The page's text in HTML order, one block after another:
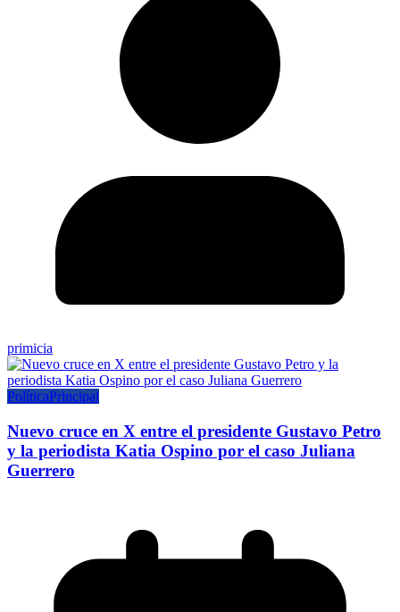
primicia
PolíticaPrincipal
Nuevo cruce en X entre el presidente Gustavo Petro
y la periodista Katia Ospino por el caso Juliana
Guerrero